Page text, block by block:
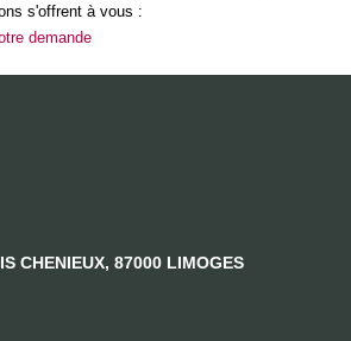
CONTACT
s'offrent à vous :
demande
CHENIEUX, 87000 LIMOGES